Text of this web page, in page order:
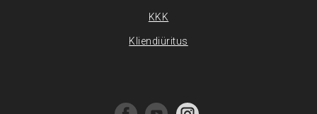
KKK
Kliendiüritus